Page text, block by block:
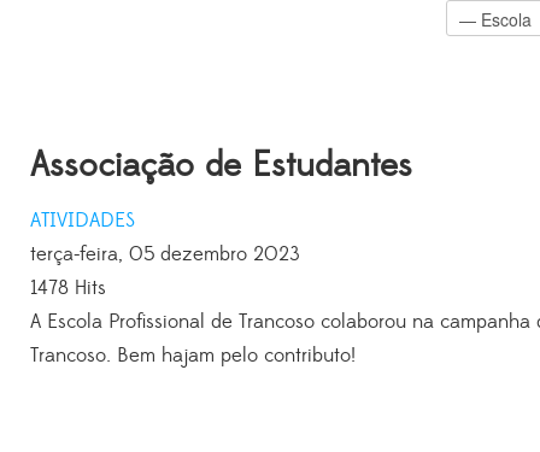
Associação de Estudantes
ATIVIDADES
terça-feira, 05 dezembro 2023
1478 Hits
A Escola Profissional de Trancoso colaborou na
Trancoso. Bem hajam pelo contributo!